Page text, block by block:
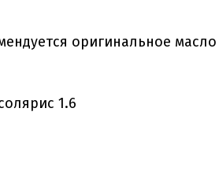
оригинальное масло